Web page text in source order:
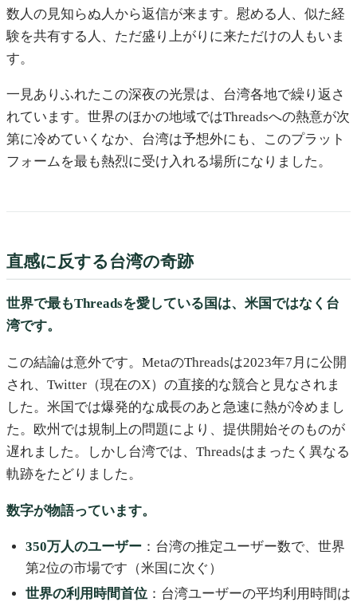
数人の見知らぬ人から返信が来ます。慰める人、似た経
験を共有する人、ただ盛り上がりに来ただけの人もいま
す。
一見ありふれたこの深夜の光景は、台湾各地で繰り返さ
れています。世界のほかの地域ではThreadsへの熱意が次
第に冷めていくなか、台湾は予想外にも、このプラット
フォームを最も熱烈に受け入れる場所になりました。
直感に反する台湾の奇跡
世界で最もThreadsを愛している国は、米国ではなく台
湾です。
この結論は意外です。MetaのThreadsは2023年7月に公開
され、Twitter（現在のX）の直接的な競合と見なされま
した。米国では爆発的な成長のあと急速に熱が冷めまし
た。欧州では規制上の問題により、提供開始そのものが
遅れました。しかし台湾では、Threadsはまったく異なる
軌跡をたどりました。
数字が物語っています。
350万人のユーザー ：台湾の推定ユーザー数で、世界
第2位の市場です（米国に次ぐ）
世界の利用時間首位 ：台湾ユーザーの平均利用時間は